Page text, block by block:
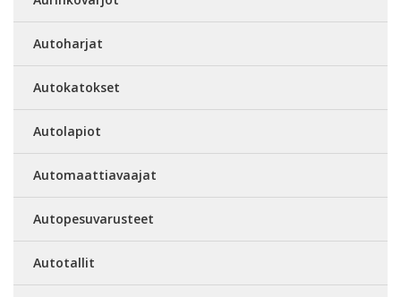
Autoharjat
Autokatokset
Autolapiot
Automaattiavaajat
Autopesuvarusteet
Autotallit